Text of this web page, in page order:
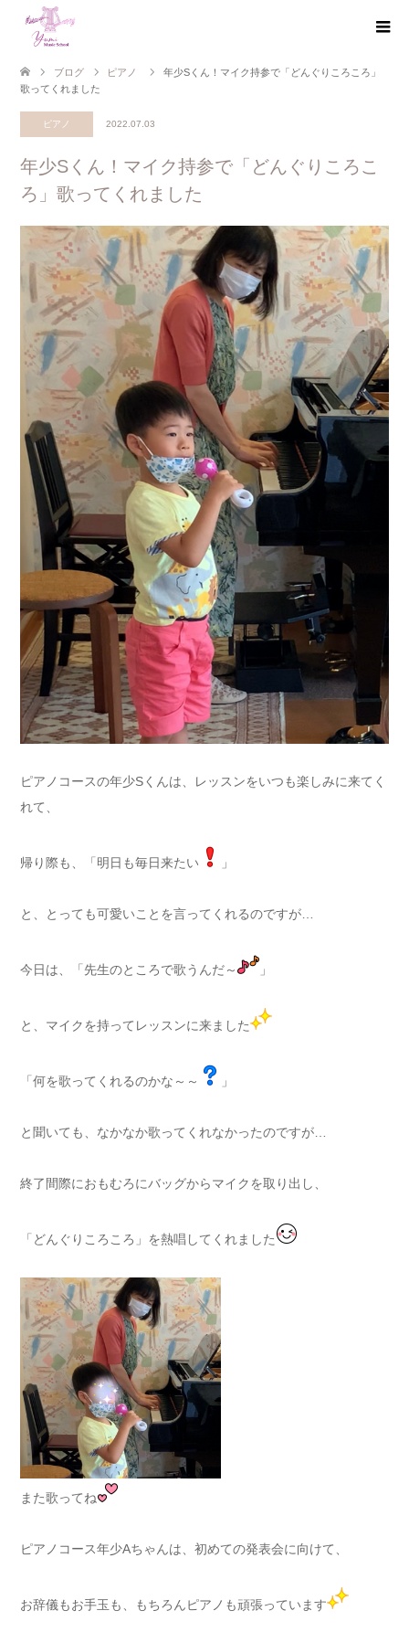
ブログ ピアノ
年少Sくん！マイク持参で「どんぐりころころ」
歌ってくれました
ピアノ 2022.07.03
年少Sくん！マイク持参で「どんぐりころこ
ろ」歌ってくれました
ピアノコースの年少Sくんは、レッスンをいつも楽しみに来てく
れて、
帰り際も、「明日も毎日来たい 」
と、とっても可愛いことを言ってくれるのですが…
今日は、「先生のところで歌うんだ～ 」
と、マイクを持ってレッスンに来ました
「何を歌ってくれるのかな～～ 」
と聞いても、なかなか歌ってくれなかったのですが…
終了間際におもむろにバッグからマイクを取り出し、
「どんぐりころころ」を熱唱してくれました
また歌ってね
ピアノコース年少Aちゃんは、初めての発表会に向けて、
お辞儀もお手玉も、もちろんピアノも頑張っています